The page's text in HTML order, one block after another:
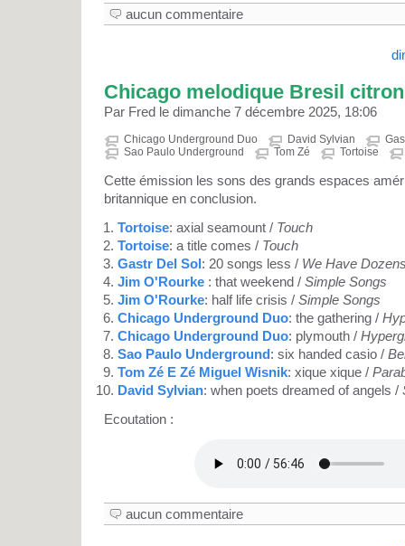
aucun commentaire
Chicago melodique Bresil
Par Fred le dimanche 7 décembre 2025, 18:06
Chicago Underground Duo David Sylvian
Sao Paulo Underground
Tom Zé Tortoise
Cette émission les sons des grands espaces
britannique en conclusion.
Tortoise: axial seamount / Touch
Tortoise: a title comes / Touch
Gastr Del Sol: 20 songs less / We Have
Jim O'Rourke : that weekend / Simple Songs
Jim O'Rourke: half life crisis / Simple Songs
Chicago Underground Duo: the gathering /
Chicago Underground Duo: plymouth /
Sao Paulo Underground: six handed casio /
Tom Zé E Zé Miguel Wisnik: xique xique /
David Sylvian: when poets dreamed of angels /
Ecoutation :
aucun commentaire